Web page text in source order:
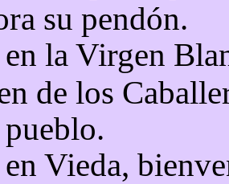
su pendón.
en la Virgen
de los
pueblo.
en Vieda,